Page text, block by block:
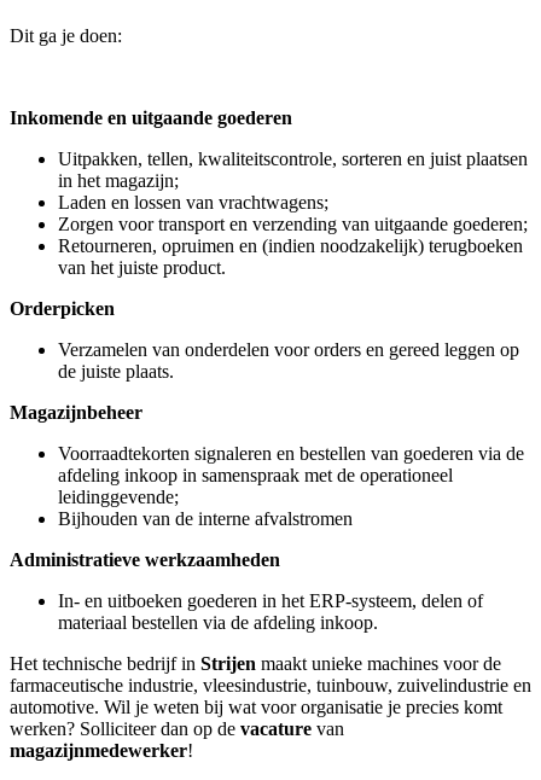
Dit ga je doen:
Inkomende en uitgaande goederen
Uitpakken, tellen, kwaliteitscontrole, sorteren en juist plaatsen
in het magazijn;
Laden en lossen van vrachtwagens;
Zorgen voor transport en verzending van uitgaande goederen;
Retourneren, opruimen en (indien noodzakelijk) terugboeken
van het juiste product.
Orderpicken
Verzamelen van onderdelen voor orders en gereed leggen op
de juiste plaats.
Magazijnbeheer
Voorraadtekorten signaleren en bestellen van goederen via de
afdeling inkoop in samenspraak met de operationeel
leidinggevende;
Bijhouden van de interne afvalstromen
Administratieve werkzaamheden
In- en uitboeken goederen in het ERP-systeem, delen of
materiaal bestellen via de afdeling inkoop.
Het technische bedrijf in Strijen maakt unieke machines voor de
farmaceutische industrie, vleesindustrie, tuinbouw, zuivelindustrie en
automotive. Wil je weten bij wat voor organisatie je precies komt
werken? Solliciteer dan op de vacature van
magazijnmedewerker!